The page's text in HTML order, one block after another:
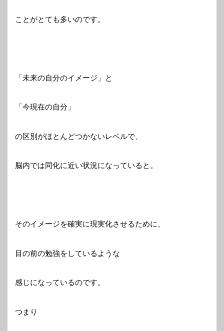
ことがとても多いのです。
「未来の自分のイメージ」と
「今現在の自分」
の区別がほとんどつかないレベルで、
脳内では同化に近い状況になっていると。
そのイメージを確実に現実化させるために、
目の前の勉強をしているような
感じになっているのです。
つまり